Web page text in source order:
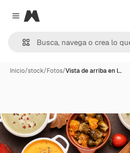
Close menu
Magnific
Inicio/stock/Fotos/Vista de arriba en l…